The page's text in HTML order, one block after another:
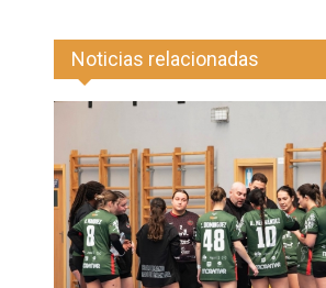
Noticias relacionadas